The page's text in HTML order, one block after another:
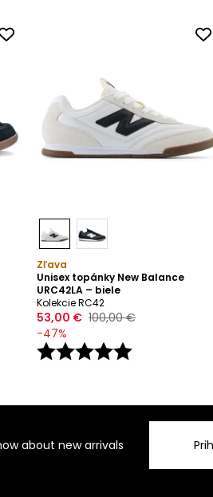
Zľava
Unisex topánky New Balance
URC42LA – biele
Kolekcie RC42
53,00 € 100,00 €
-47%
about new arrivals